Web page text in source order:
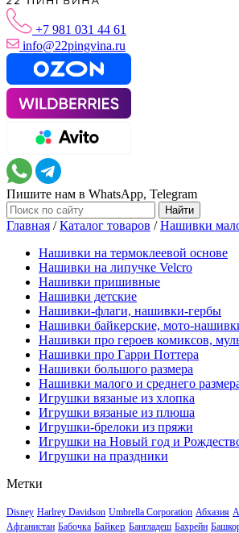
+7 981 031 44 61
info@22pingvina.ru
Пишите нам в WhatsApp, Telegram
Главная /Каталог товаров /Нашивки
Нашивки на термоклеевой основе
Нашивки на липучке Velcro
Нашивки пришивные
Нашивки детские
Нашивки-флаги, нашивки-гербы
Нашивки байкерские, мото-
Нашивки про героев комиксов,
Нашивки про Гарри Поттера
Нашивки большого размера
Нашивки малого и среднего
Игрушки вязаные из хлопка
Игрушки вязаные из плюша
Игрушки-брелоки из пряжи
Игрушки на Новый год и
Игрушки на праздники
Метки
Disney Harlrey Davidson Umbrella Corporation Абхазия
Афганистан Бабочка Байкер Бангладеш Бахрейн